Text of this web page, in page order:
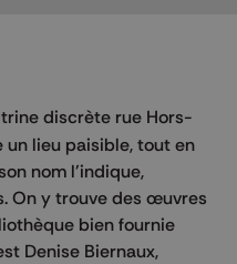
discrète rue Hors-
lieu paisible, tout en
nom l'indique,
On y trouve des œuvres
bien fournie
Denise Biernaux,